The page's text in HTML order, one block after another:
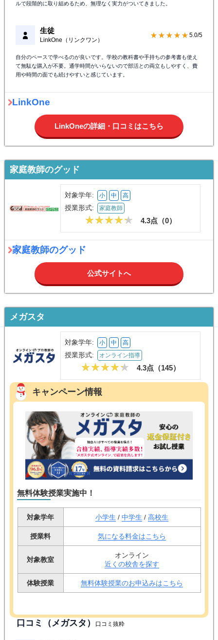
ルで段階的に取り組めるため、無理なく実力がついてきました。
生徒
LinkOne（リンクワン）
★★★★★ 5.0/5
自分のペースで学べるのが良いです。学校の教科書や手持ちの参考書も使え
て無駄な購入が不要。通学時間がいらないので部活との両立もしやすく、費
用や時間の面でも続けやすいと感じています。
LinkOne
LinkOneの詳細・口コミはこちら
家庭教師のグッド
対象学年: 小 中 高
授業形式: 家庭教師
4.3点（0）
家庭教師のグッド
公式サイトへ
メガスタ
対象学年: 小 中 高
授業形式: オンライン指導
4.3点（145）
キャンペーン情報
無料体験授業実施中！
対象学年 小学生 / 中学生 / 高校生
授業料 気になる料金はこちら
対象教室
オンライン
近くの校舎を探す
体験授業 無料体験授業のお申込みはこちら
口コミ（メガスタ） 口コミ抜粋